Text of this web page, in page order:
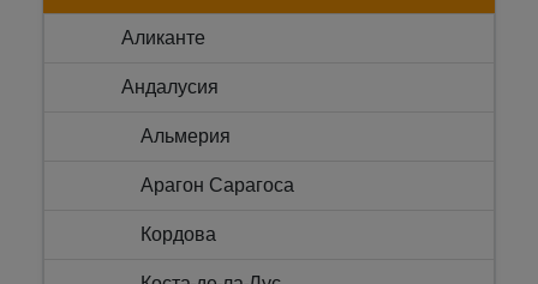
Аликанте
Андалусия
Альмерия
Арагон Сарагоса
Кордова